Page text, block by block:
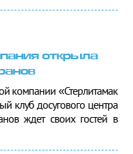
открыла
компании «Стерлитамак
клуб досугового центра
ждет своих гостей в